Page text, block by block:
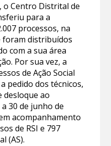
o Centro Distrital de
para a
processos, na
foram distribuídos
com a sua área
Por sua vez, a
de Ação Social
pedido dos técnicos,
desloque ao
30 de junho de
acompanhamento
de RSI e 797
(AS).